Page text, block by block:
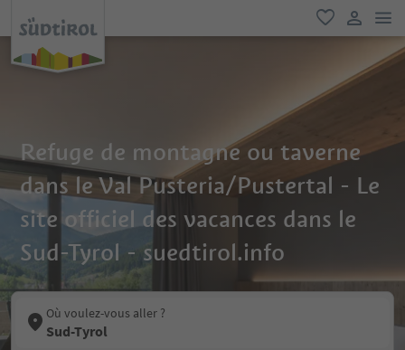
favori
lien
Refuge de montagne ou taverne
dans le Val Pusteria/Pustertal - Le
site officiel des vacances dans le
Sud-Tyrol - suedtirol.info
Où voulez-vous aller ?
Sud-Tyrol